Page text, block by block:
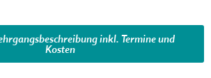
inkl. Termine und
Kosten